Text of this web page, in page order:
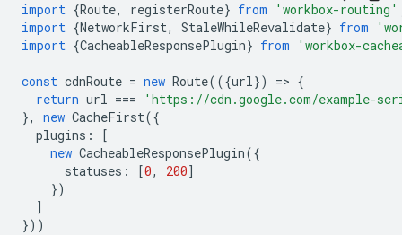
import {Route, registerRoute} from 'workbox-routing'
import {NetworkFirst, StaleWhileRevalidate} from
import {CacheableResponsePlugin} from 'workbox-
const cdnRoute = new Route(({url}) => {
return url ===
'https://cdn.google.com/example-
},
new CacheFirst({
plugins :
[
new CacheableResponsePlugin({
statuses : [0, 200]
})
]
}))